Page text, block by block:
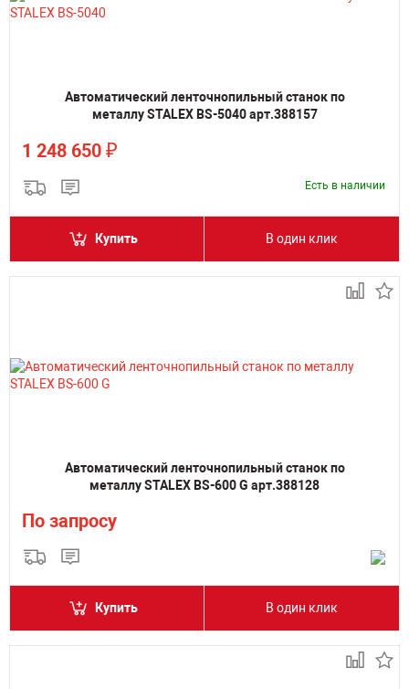
Автоматический ленточнопильный станок по
металлу STALEX BS-5040 арт.388157
1 248 650 ₽
Есть в наличии
Купить В один клик
Автоматический ленточнопильный станок по
металлу STALEX BS-600 G арт.388128
По запросу
Купить В один клик